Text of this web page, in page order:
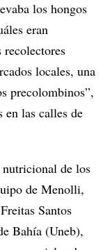
los hongos
eran
locales, una
precolombinos”,
en las calles de
de los
de Menolli,
Santos
Bahía (Uneb),